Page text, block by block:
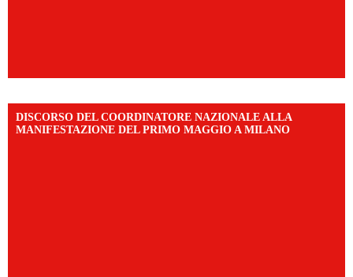
DISCORSO DEL COORDINATORE NAZIONALE ALLA
MANIFESTAZIONE DEL PRIMO MAGGIO A MILANO